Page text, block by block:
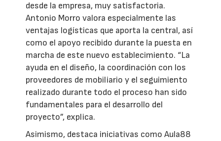
desde la empresa, muy satisfactoria.
Antonio Morro valora especialmente las
ventajas logísticas que aporta la central, así
como el apoyo recibido durante la puesta en
marcha de este nuevo establecimiento. “La
ayuda en el diseño, la coordinación con los
proveedores de mobiliario y el seguimiento
realizado durante todo el proceso han sido
fundamentales para el desarrollo del
proyecto”, explica.
Asimismo, destaca iniciativas como Aula88